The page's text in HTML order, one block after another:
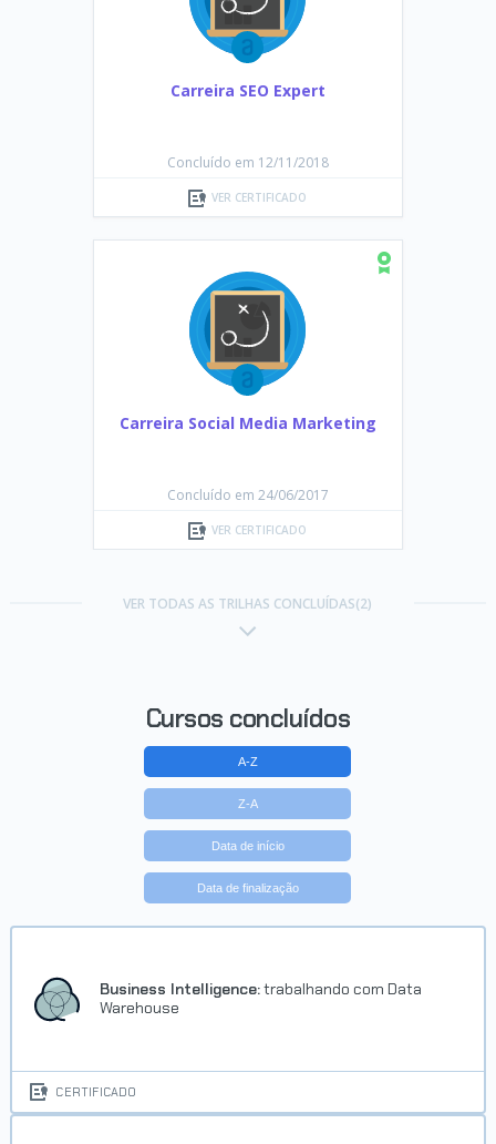
Carreira SEO Expert
Concluído em 12/11/2018
VER CERTIFICADO
Carreira Social Media Marketing
Concluído em 24/06/2017
VER CERTIFICADO
VER TODAS AS TRILHAS CONCLUÍDAS(2)
Cursos concluídos
A-Z
Z-A
Data de início
Data de finalização
Business Intelligence:trabalhando com Data
Warehouse
CERTIFICADO